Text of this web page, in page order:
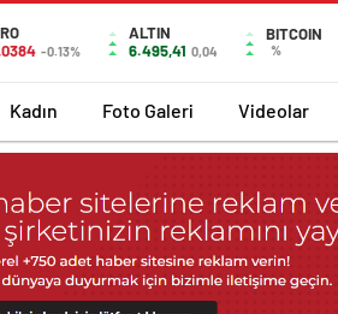
-0.13%
ALTIN
6.495,41 0,04
BITCOIN
%
Kadın Foto Galeri Videolar